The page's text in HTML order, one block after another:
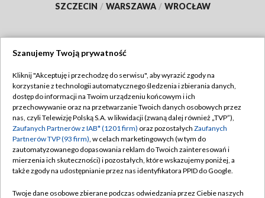
SZCZECIN / WARSZAWA / WROCŁAW
TVP
Abonament TVP
Emisja w TVP
Centrum informacji TVP
Naziemna Telewizja Cyfrowa
Regulamin TVP
Polityka prywatności
Moje zgody
Pomoc
Szanujemy Twoją prywatność
Kliknij "Akceptuję i przechodzę do serwisu", aby wyrazić zgody na
korzystanie z technologii automatycznego śledzenia i zbierania danych,
dostęp do informacji na Twoim urządzeniu końcowym i ich
przechowywanie oraz na przetwarzanie Twoich danych osobowych przez
nas, czyli Telewizję Polską S.A. w likwidacji (zwaną dalej również „TVP”),
Zaufanych Partnerów z IAB* (1201 firm) oraz pozostałych Zaufanych
Partnerów TVP (93 firm), w celach marketingowych (w tym do
zautomatyzowanego dopasowania reklam do Twoich zainteresowań i
mierzenia ich skuteczności) i pozostałych, które wskazujemy poniżej, a
także zgody na udostępnianie przez nas identyfikatora PPID do Google.
Twoje dane osobowe zbierane podczas odwiedzania przez Ciebie naszych